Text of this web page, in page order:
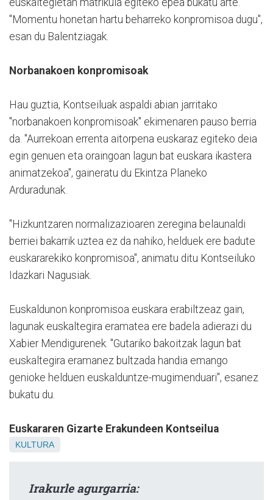
"Momentu honetan hartu beharreko konpromisoa dugu",
esan du Balentziagak.
Norbanakoen konpromisoak
Hau guztia, Kontseiluak aspaldi abian jarritako
"norbanakoen konpromisoak" ekimenaren pauso berria
da. "Aurrekoan errenta aitorpena euskaraz egiteko deia
egin genuen eta oraingoan lagun bat euskara ikastera
animatzekoa", gaineratu du Ekintza Planeko
Arduradunak.
"Hizkuntzaren normalizazioaren zeregina belaunaldi
berriei bakarrik uztea ez da nahiko, helduek ere badute
euskararekiko konpromisoa", animatu ditu Kontseiluko
Idazkari Nagusiak.
Euskaldunon konpromisoa euskara erabiltzeaz gain,
lagunak euskaltegira eramatea ere badela adierazi du
Xabier Mendigurenek. "Gutariko bakoitzak lagun bat
euskaltegira eramanez bultzada handia emango
genioke helduen euskalduntze-mugimenduari", esanez
bukatu du.
Euskararen Gizarte Erakundeen Kontseilua
KULTURA
Irakurle agurgarria: